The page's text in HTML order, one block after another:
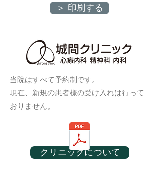
＞ 印刷する
当院はすべて予約制です。
現在、新規の患者様の受け入れは行って
おりません。
クリニックについて